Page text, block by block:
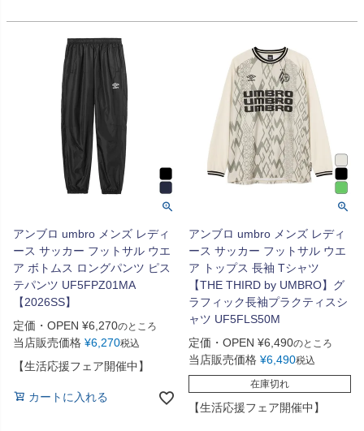
アンブロ umbro メンズ レディ
ース サッカー フットサル ウエ
ア ボトムス ロングパンツ ピス
テパンツ UF5FPZ01MA
【2026SS】
定価・OPEN ¥6,270のところ
当店販売価格 ¥6,270税込
【生活応援フェア開催中】
カートに入れる
アンブロ umbro メンズ レディ
ース サッカー フットサル ウエ
ア トップス 長袖 Tシャツ
【THE THIRD by UMBRO】グ
ラフィック長袖プラクティスシ
ャツ UF5FLS50M
定価・OPEN ¥6,490のところ
当店販売価格 ¥6,490税込
在庫切れ
【生活応援フェア開催中】